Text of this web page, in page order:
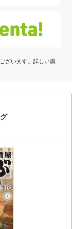
ざいます。詳しい購